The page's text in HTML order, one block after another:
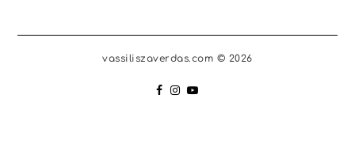
vassiliszaverdas.com © 2026